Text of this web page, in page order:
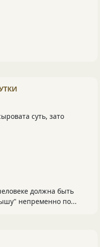
суть, зато
должна быть
непременно по...